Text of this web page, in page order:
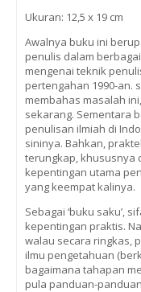
Ukuran: 12,5 x 19 cm
Awalnya buku ini
penulis dalam
mengenai teknik
pertengahan 1990-an.
membahas masalah
sekarang. Sementara
penulisan ilmiah di
sininya. Bahkan,
terungkap, khususnya
kepentingan utama
yang keempat kalinya.
Sebagai ‘buku saku’,
kepentingan praktis.
walau secara ringkas,
ilmu pengetahuan
bagaimana tahapan
pula panduan-